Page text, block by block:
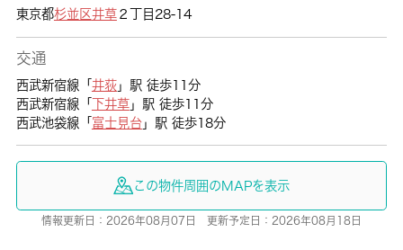
東京都杉並区井草２丁目28-14
交通
西武新宿線「 井荻」駅 徒歩11分
西武新宿線「 下井草」駅 徒歩11分
西武池袋線「 富士見台」駅 徒歩18分
この物件周囲のMAPを表示
情報更新日：2026年08月07日 更新予定日：2026年08月18日